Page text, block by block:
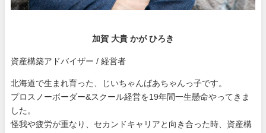
加賀 大貴 かが ひろき
資産構築アドバイザー / 経営者
北海道で生まれ育った、じいちゃんばあちゃんっ子です。
プロスノーボーダー&スクール経営を19年間一生懸命やってきま
した。
怪我や疲労が重なり、セカンドキャリアと向き合った時、資産構